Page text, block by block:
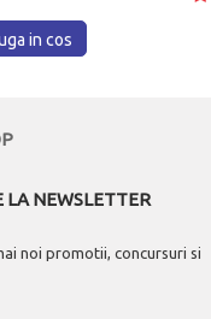
in cos
NEWSLETTER
noi promotii, concursuri si